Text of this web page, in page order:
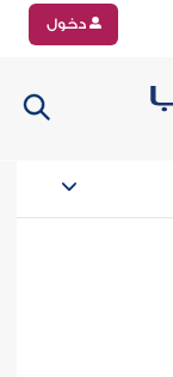
دخول